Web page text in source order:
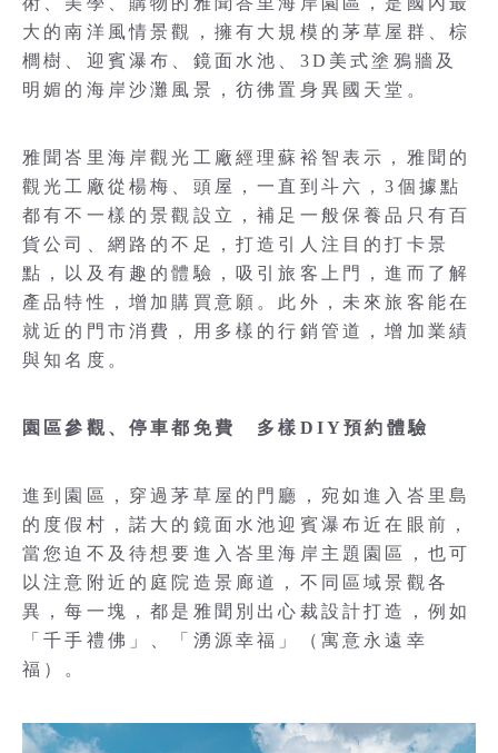
大的南洋風情景觀，擁有大規模的茅草屋群、棕
櫚樹、迎賓瀑布、鏡面水池、3D美式塗鴉牆及
明媚的海岸沙灘風景，彷彿置身異國天堂。
雅聞峇里海岸觀光工廠經理蘇裕智表示，雅聞的
觀光工廠從楊梅、頭屋，一直到斗六，3個據點
都有不一樣的景觀設立，補足一般保養品只有百
貨公司、網路的不足，打造引人注目的打卡景
點，以及有趣的體驗，吸引旅客上門，進而了解
產品特性，增加購買意願。此外，未來旅客能在
就近的門市消費，用多樣的行銷管道，增加業績
與知名度。
園區參觀、停車都免費 多樣DIY預約體驗
進到園區，穿過茅草屋的門廳，宛如進入峇里島
的度假村，諾大的鏡面水池迎賓瀑布近在眼前，
當您迫不及待想要進入峇里海岸主題園區，也可
以注意附近的庭院造景廊道，不同區域景觀各
異，每一塊，都是雅聞別出心裁設計打造，例如
「千手禮佛」、「湧源幸福」（寓意永遠幸
福）。